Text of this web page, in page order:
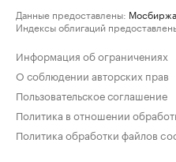
Данные предоставлены: Мосбиржа
Индексы облигаций
Информация об ограничениях
О соблюдении авторских прав
Пользовательское соглашение
Политика в отношении
Политика обработки файлов